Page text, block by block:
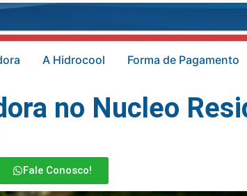
A Hidrocool Forma de Pagamento
no Nucleo
Fale Conosco!